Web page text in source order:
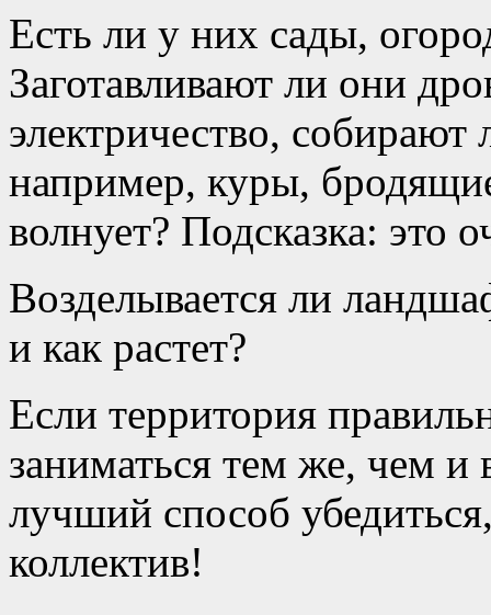
Есть ли у них сады,
Заготавливают ли они
электричество, собирают
например, куры,
волнует? Подсказка: это
Возделывается ли
и как растет?
Если территория
заниматься тем же, чем и
лучший способ
коллектив!